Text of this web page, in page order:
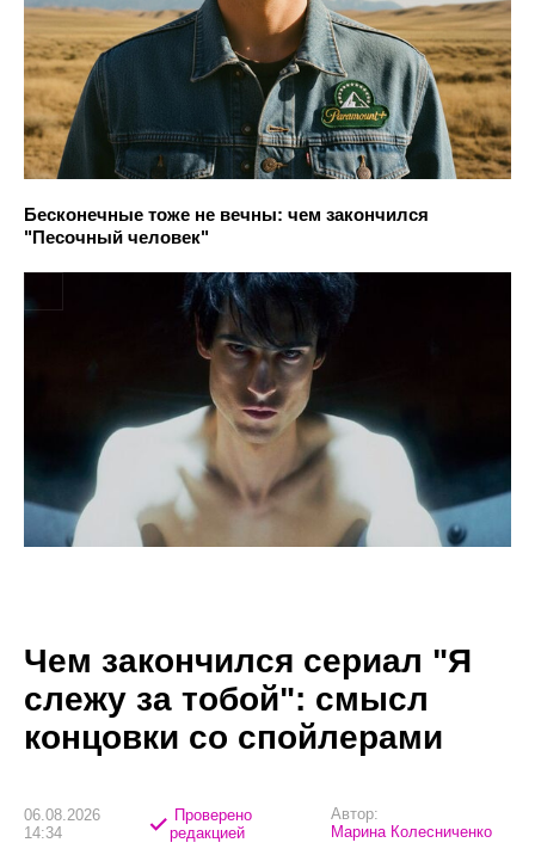
Бесконечные тоже не вечны: чем закончился
"Песочный человек"
Чем закончился сериал "Я
слежу за тобой": смысл
концовки со спойлерами
06.08.2026
14:34
Проверено
редакцией
Автор:
Марина Колесниченко